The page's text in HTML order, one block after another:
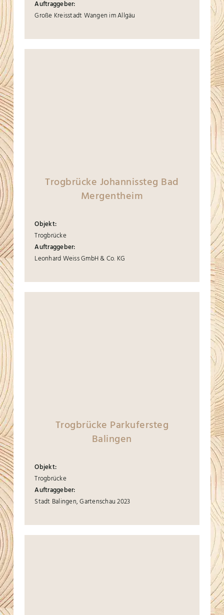
Auftraggeber:
Große Kreisstadt Wangen im Allgäu
Trogbrücke Johannissteg Bad
Mergentheim
Objekt:
Trogbrücke
Auftraggeber:
Leonhard Weiss GmbH & Co. KG
Trogbrücke Parkufersteg
Balingen
Objekt:
Trogbrücke
Auftraggeber:
Stadt Balingen, Gartenschau 2023